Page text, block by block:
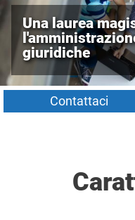
Una laurea
giuridiche
Contattaci